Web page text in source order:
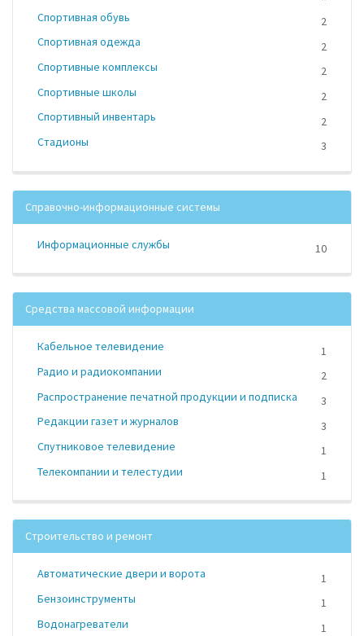
Спортивная обувь
2
Спортивная одежда
2
Спортивные комплексы
2
Спортивные школы
2
Спортивный инвентарь
2
Стадионы
3
Справочно-информационные системы
Информационные службы 10
Средства массовой информации
Кабельное телевидение
1
Радио и радиокомпании
2
Распространение печатной продукции и подписка
3
Редакции газет и журналов
3
Спутниковое телевидение
1
Телекомпании и телестудии
1
Строительство и ремонт
Автоматические двери и ворота
1
Бензоинструменты
1
Водонагреватели
1